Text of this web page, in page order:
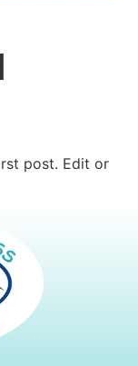
post. Edit or